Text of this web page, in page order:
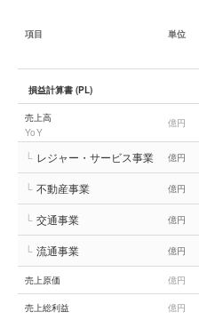
項目 単位
損益計算書 (PL)
売上高
YoY
億円
└ レジャー・サービス事業 億円
└ 不動産事業 億円
└ 交通事業 億円
└ 流通事業 億円
売上原価 億円
売上総利益 億円